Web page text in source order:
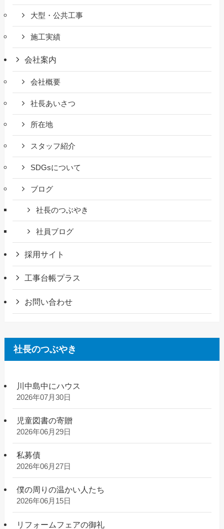
大型・公共工事
施工実績
会社案内
会社概要
社長あいさつ
所在地
スタッフ紹介
SDGsについて
ブログ
社長のつぶやき
社員ブログ
採用サイト
工事台帳プラス
お問い合わせ
社長のつぶやき
川中島中にハウス
2026年07月30日
児童図書の寄贈
2026年06月29日
私募債
2026年06月27日
僕の周りの温かい人たち
2026年06月15日
リフォームフェアの御礼